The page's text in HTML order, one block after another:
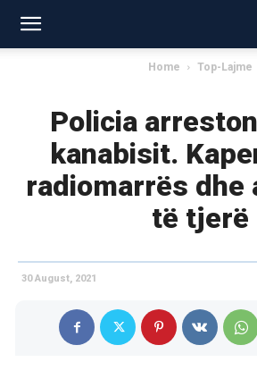
Home Top-Lajme
Policia
kanabisit.
radiomarrës dhe
të tjerë
30 August, 2021